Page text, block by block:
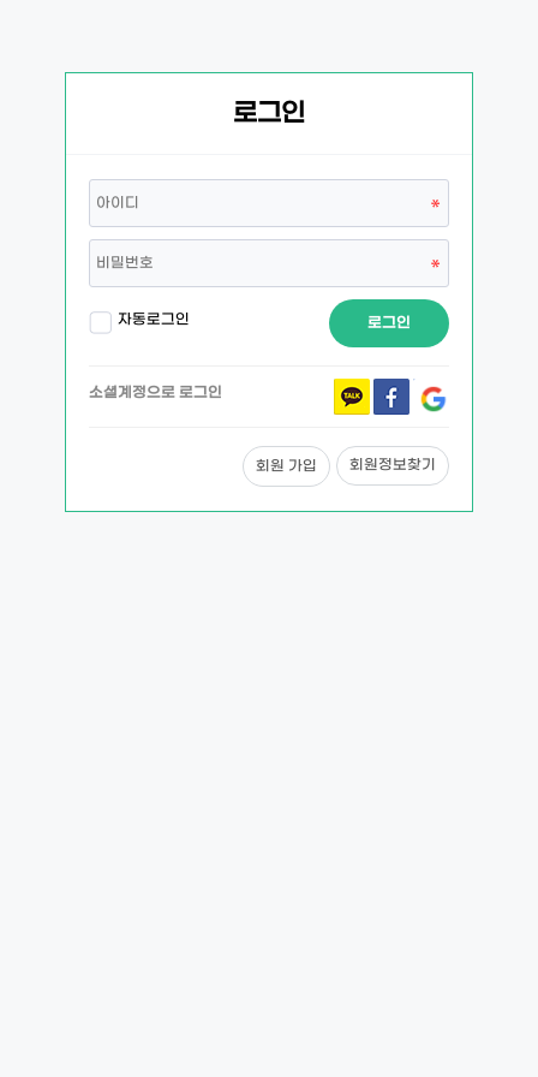
로그인
자동로그인 로그인
소셜계정으로 로그인
회원 가입 회원정보찾기